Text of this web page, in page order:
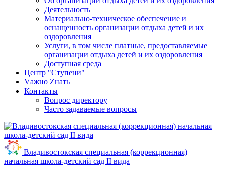
Деятельность
Материально-техническое обеспечение и
оснащенность организации отдыха детей и их
оздоровления
Услуги, в том числе платные, предоставляемые
организации отдыха детей и их оздоровления
Доступная среда
Центр "Ступени"
Vажно Zнать
Контакты
Вопрос директору
Часто задаваемые вопросы
Владивостокская специальная (коррекционная)
начальная школа-детский сад II вида